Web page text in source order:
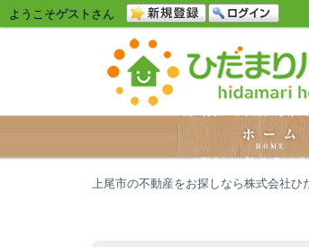
ようこそゲスト さん
上尾市の不動産をお探しなら株式会社ひ